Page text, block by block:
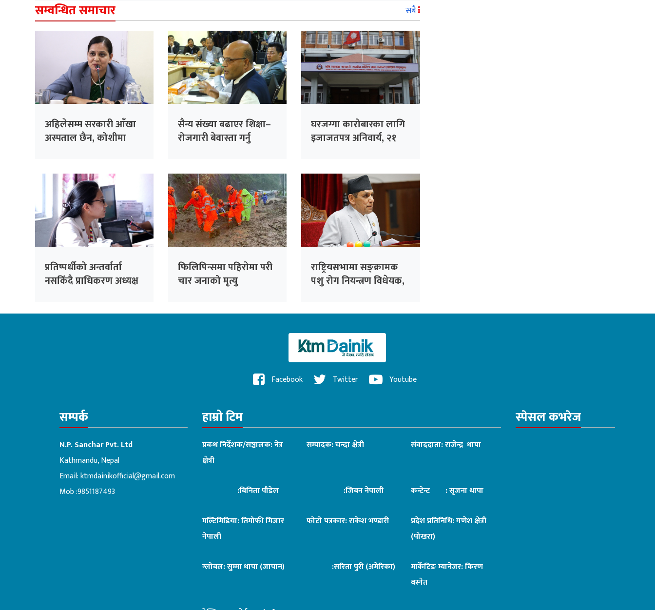
सम्वन्धित समाचार सबै
अहिलेसम्म सरकारी आँखा
अस्पताल छैन, कोशीमा
सैन्य संख्या बढाएर शिक्षा–
रोजगारी बेवास्ता गर्नु
घरजग्गा कारोबारका लागि
इजाजतपत्र अनिवार्य, २१
प्रतिष्पर्धीको अन्तर्वार्ता
नसकिँदै प्राधिकरण अध्यक्ष
फिलिपिन्समा पहिरोमा परी
चार जनाको मृत्यु
राष्ट्रियसभामा सङ्क्रामक
पशु रोग नियन्त्रण विधेयक,
Facebook Twitter Youtube
सम्पर्क
N.P. Sanchar Pvt. Ltd
Kathmandu, Nepal
Email:ktmdainikofficial@gmail.com
Mob :9851187493
हाम्रो टिम
प्रबन्ध निर्देशक/सञ्चालक: नेत्र
क्षेत्री
सम्पादक: चन्दा क्षेत्री संवाददाता: राजेन्द्र थापा
:बिनिता पौडेल :जिबन नेपाली कन्टेन्ट : सृजना थापा
मल्टिमिडिया: तिमोफी मिजार
नेपाली
फोटो पत्रकार: राकेश भण्डारी
प्रदेश प्रतिनिधि: गणेश क्षेत्री
(पोखरा)
ग्लोबल: सुम्मा थापा (जापान) :सरिता पुरी (अमेरिका)
मार्केटिङ म्यानेजर: किरण
बस्नेत
स्पेसल कभरेज